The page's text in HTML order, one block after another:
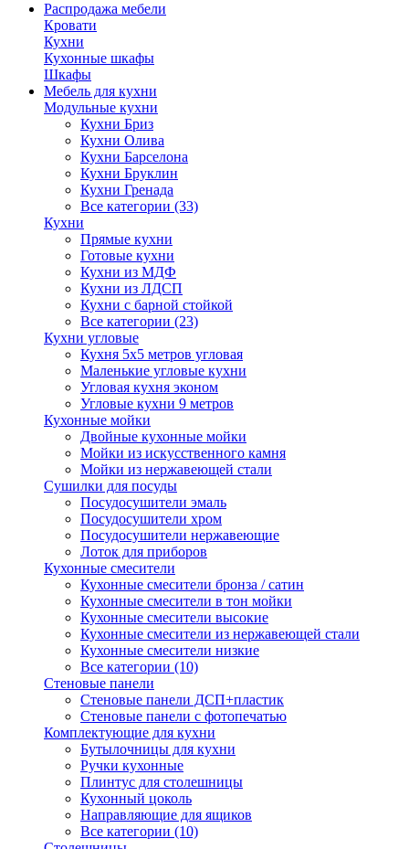
Распродажа мебели
Кровати
Кухни
Кухонные шкафы
Шкафы
Мебель для кухни
Модульные кухни
Кухни Бриз
Кухни Олива
Кухни Барселона
Кухни Бруклин
Кухни Гренада
Все категории (33)
Кухни
Прямые кухни
Готовые кухни
Кухни из МДФ
Кухни из ЛДСП
Кухни с барной стойкой
Все категории (23)
Кухни угловые
Кухня 5х5 метров угловая
Маленькие угловые кухни
Угловая кухня эконом
Угловые кухни 9 метров
Кухонные мойки
Двойные кухонные мойки
Мойки из искусственного камня
Мойки из нержавеющей стали
Сушилки для посуды
Посудосушители эмаль
Посудосушители хром
Посудосушители нержавеющие
Лоток для приборов
Кухонные смесители
Кухонные смесители бронза / сатин
Кухонные смесители в тон мойки
Кухонные смесители высокие
Кухонные смесители из нержавеющей стали
Кухонные смесители низкие
Все категории (10)
Стеновые панели
Стеновые панели ДСП+пластик
Стеновые панели с фотопечатью
Комплектующие для кухни
Бутылочницы для кухни
Ручки кухонные
Плинтус для столешницы
Кухонный цоколь
Направляющие для ящиков
Все категории (10)